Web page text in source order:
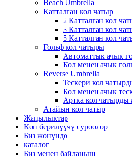
Beach Umbrella
Катталган кол чатыр
2 Катталган кол
3 Катталган кол
5 Катталган кол
Гольф кол чатыры
Автоматтык ачык
Кол менен ачык
Reverse Umbrella
Тескери кол
Кол менен ачык
Артка кол чатырды
Атайын кол чатыр
Жаңылыктар
Көп берилүүчү суроолор
Биз жөнүндө
каталог
Биз менен байланыш